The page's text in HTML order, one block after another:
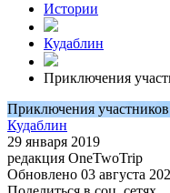
Истории
Кудаблин
Приключения
Приключения
Кудаблин
29 января 2019
редакция OneTwoTrip
Обновлено 03 августа